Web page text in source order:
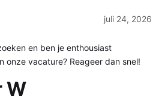
juli 24, 2026
en ben je enthousiast
onze vacature? Reageer dan snel!
W